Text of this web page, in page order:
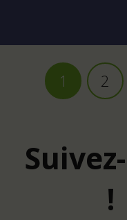
Pagination
Page
1 2
!